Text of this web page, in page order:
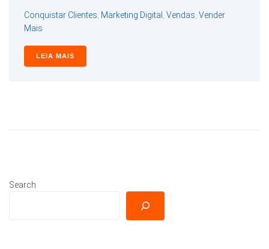
Conquistar Clientes Marketing Digital Vendas Vender
Mais
LEIA MAIS
Search